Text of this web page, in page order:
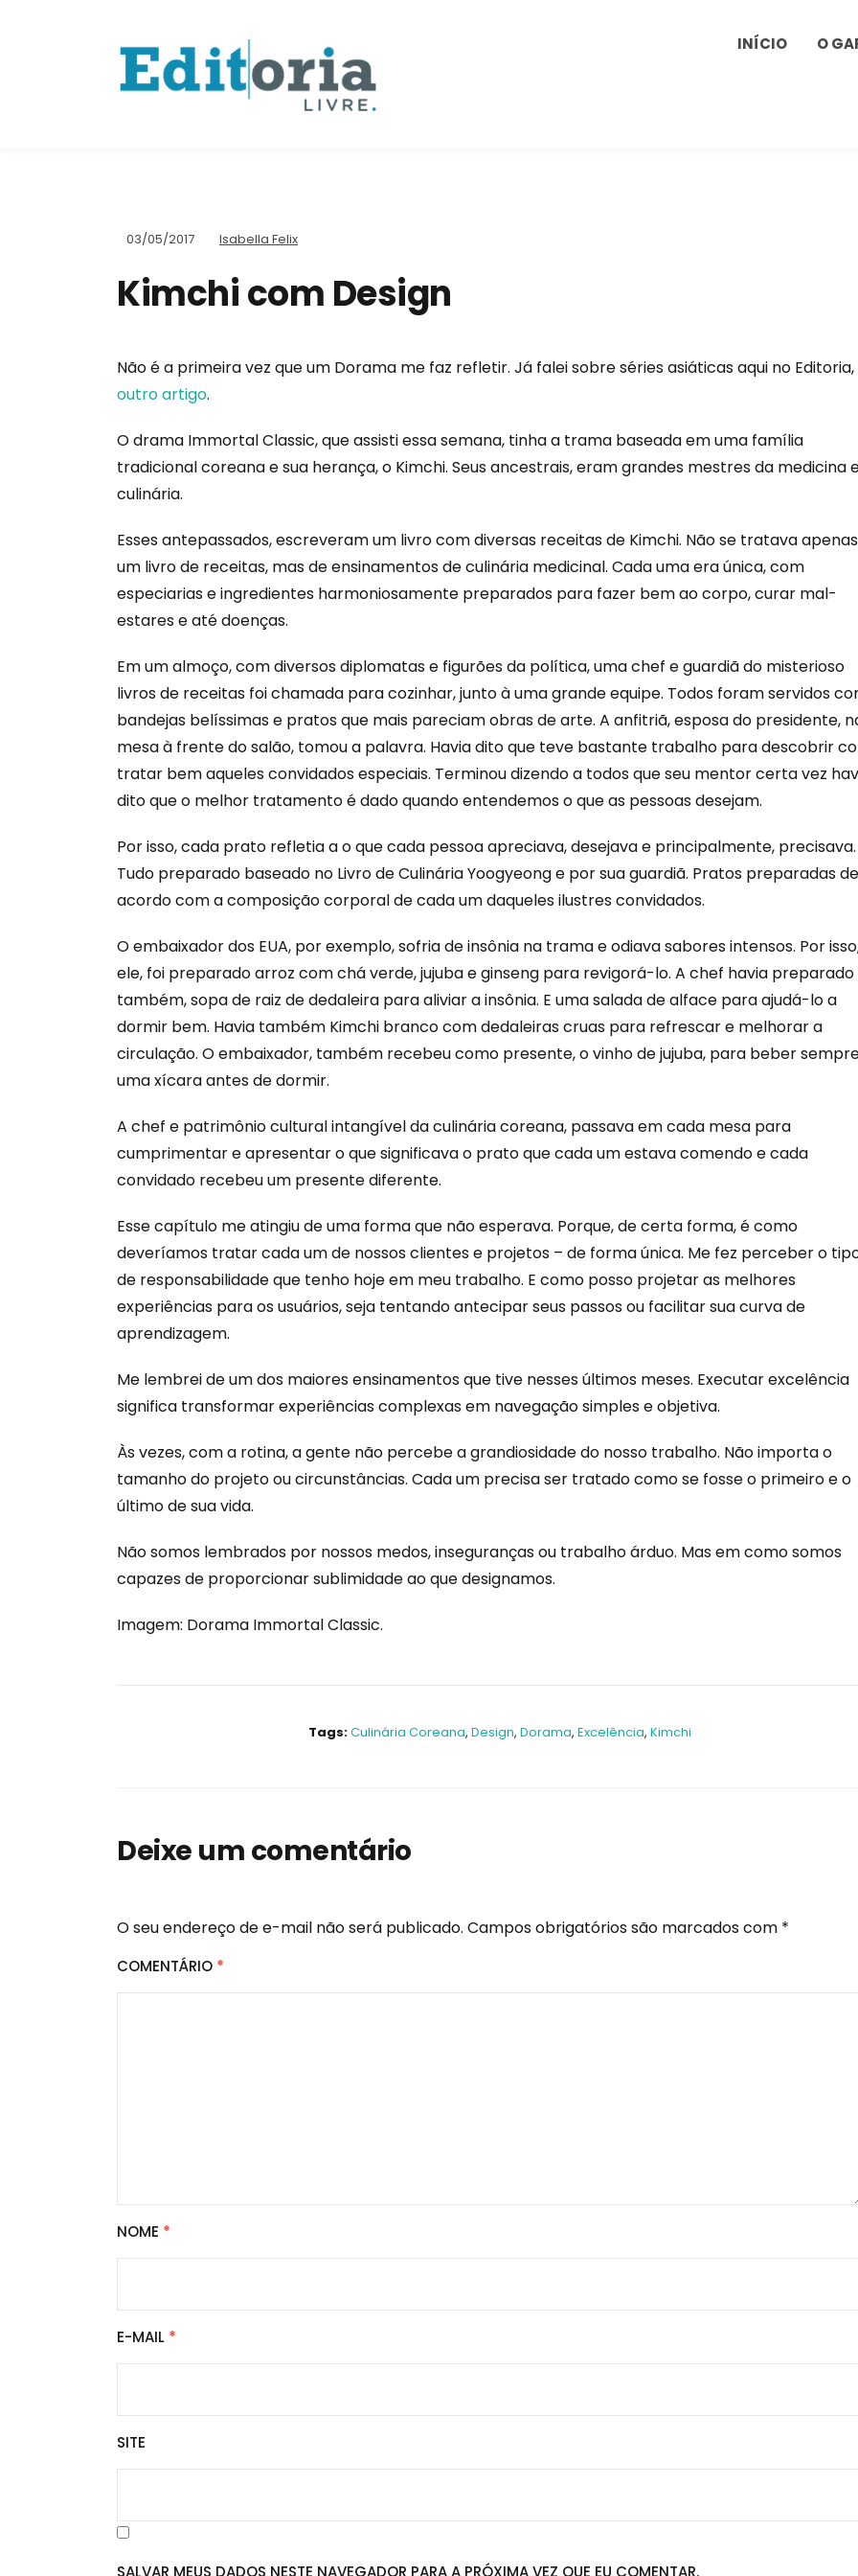
INÍCIO O
03/05/2017 Isabella Felix
Kimchi com Design
Não é a primeira vez que um Dorama me faz refletir. Já falei sobre séries asiáticas aqui no
outro artigo.
O drama Immortal Classic, que assisti essa semana, tinha a trama baseada em uma família
tradicional coreana e sua herança, o Kimchi. Seus ancestrais, eram grandes mestres da medicina
culinária.
Esses antepassados, escreveram um livro com diversas receitas de Kimchi. Não se tratava
um livro de receitas, mas de ensinamentos de culinária medicinal. Cada uma era única, com
especiarias e ingredientes harmoniosamente preparados para fazer bem ao corpo, curar mal-
estares e até doenças.
Em um almoço, com diversos diplomatas e figurões da política, uma chef e guardiã do misterioso
livros de receitas foi chamada para cozinhar, junto à uma grande equipe. Todos foram servidos
bandejas belíssimas e pratos que mais pareciam obras de arte. A anfitriã, esposa do presidente,
mesa à frente do salão, tomou a palavra. Havia dito que teve bastante trabalho para descobrir
tratar bem aqueles convidados especiais. Terminou dizendo a todos que seu mentor certa vez
dito que o melhor tratamento é dado quando entendemos o que as pessoas desejam.
Por isso, cada prato refletia a o que cada pessoa apreciava, desejava e principalmente, precisava.
Tudo preparado baseado no Livro de Culinária Yoogyeong e por sua guardiã. Pratos preparadas de
acordo com a composição corporal de cada um daqueles ilustres convidados.
O embaixador dos EUA, por exemplo, sofria de insônia na trama e odiava sabores intensos. Por
ele, foi preparado arroz com chá verde, jujuba e ginseng para revigorá-lo. A chef havia preparado
também, sopa de raiz de dedaleira para aliviar a insônia. E uma salada de alface para ajudá-lo a
dormir bem. Havia também Kimchi branco com dedaleiras cruas para refrescar e melhorar a
circulação. O embaixador, também recebeu como presente, o vinho de jujuba, para beber
uma xícara antes de dormir.
A chef e patrimônio cultural intangível da culinária coreana, passava em cada mesa para
cumprimentar e apresentar o que significava o prato que cada um estava comendo e cada
convidado recebeu um presente diferente.
Esse capítulo me atingiu de uma forma que não esperava. Porque, de certa forma, é como
deveríamos tratar cada um de nossos clientes e projetos – de forma única. Me fez perceber o
de responsabilidade que tenho hoje em meu trabalho. E como posso projetar as melhores
experiências para os usuários, seja tentando antecipar seus passos ou facilitar sua curva de
aprendizagem.
Me lembrei de um dos maiores ensinamentos que tive nesses últimos meses. Executar excelência
significa transformar experiências complexas em navegação simples e objetiva.
Às vezes, com a rotina, a gente não percebe a grandiosidade do nosso trabalho. Não importa o
tamanho do projeto ou circunstâncias. Cada um precisa ser tratado como se fosse o primeiro e o
último de sua vida.
Não somos lembrados por nossos medos, inseguranças ou trabalho árduo. Mas em como somos
capazes de proporcionar sublimidade ao que designamos.
Imagem: Dorama Immortal Classic.
Tags:Culinária Coreana, Design, Dorama, Excelência, Kimchi
Deixe um comentário
O seu endereço de e-mail não será publicado. Campos obrigatórios são marcados com *
COMENTÁRIO *
NOME *
E-MAIL *
SITE
SALVAR MEUS DADOS NESTE NAVEGADOR PARA A PRÓXIMA VEZ QUE EU COMENTAR.